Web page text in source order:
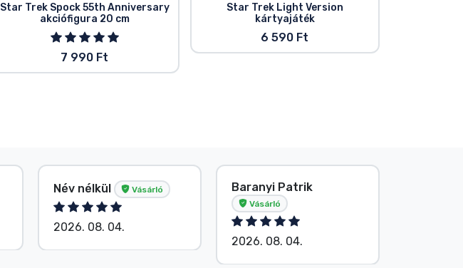
Star Trek Spock 55th Anniversary
akciófigura 20 cm
7 990 Ft
Star Trek Light Version
kártyajáték
6 590 Ft
Név nélkül Vásárló
2026. 08. 04.
Baranyi Patrik
Vásárló
2026. 08. 04.